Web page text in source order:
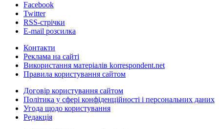
Facebook
Twitter
RSS-стрічки
E-mail розсилка
Контакти
Реклама на сайті
Використання матеріалів korrespondent.net
Правила користування сайтом
Договір користування сайтом
Політика у сфері конфіденційності і персональних даних
Угода щодо користування
Редакція